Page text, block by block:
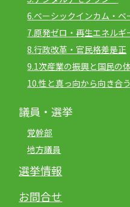
6.ベーシックインカム・
7.原発ゼロ・再生エネルギ
8.行政改革・官民格差是正
9.1次産業の振興と国民の
10.性と真っ向から向き合
議員・選挙
党幹部
地方議員
選挙情報
お問合せ